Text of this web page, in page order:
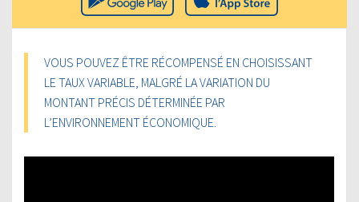
VOUS POUVEZ ÊTRE RÉCOMPENSÉ EN CHOISISSANT
LE TAUX VARIABLE, MALGRÉ LA VARIATION DU
MONTANT PRÉCIS DÉTERMINÉE PAR
L’ENVIRONNEMENT ÉCONOMIQUE.